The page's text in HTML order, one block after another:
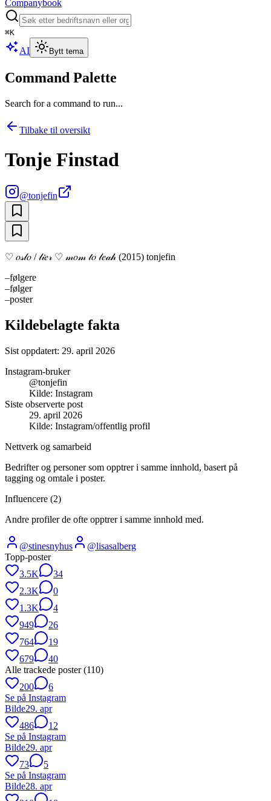
Companybook
⌘K
AI Bytt tema
Command Palette
Search for a command to run...
Tilbake til oversikt
Tonje Finstad
@tonjefin
♡ 𝑜𝓈𝓁𝑜 / 𝓁𝒾𝑒𝓇 ♡ 𝓂𝑜𝓂 𝓉𝑜 𝓁𝑒𝒶𝒽 (2015) tonjefin
–følgere
–følger
–poster
Kildebelagte fakta
Sist oppdatert: 29. april 2026
Instagram-bruker
@tonjefin
Kilde: Instagram
Siste observerte post
29. april 2026
Kilde: Instagram/offentlig profil
Nettverk og samarbeid
Bedrifter og personer som opptrer i samme innhold, basert på
tagging og omtale i poster.
Influencere (2)
Andre profiler de ofte opptrer i samme innhold med.
@stinesnyhus @lisasalberg
Topp-poster
3.5K
34
2.3K
0
1.3K
4
949
26
764
19
679
40
Alle trackede poster (110)
200
6
Se på Instagram
Bilde29. apr
486
12
Se på Instagram
Bilde29. apr
73
5
Se på Instagram
Bilde28. apr